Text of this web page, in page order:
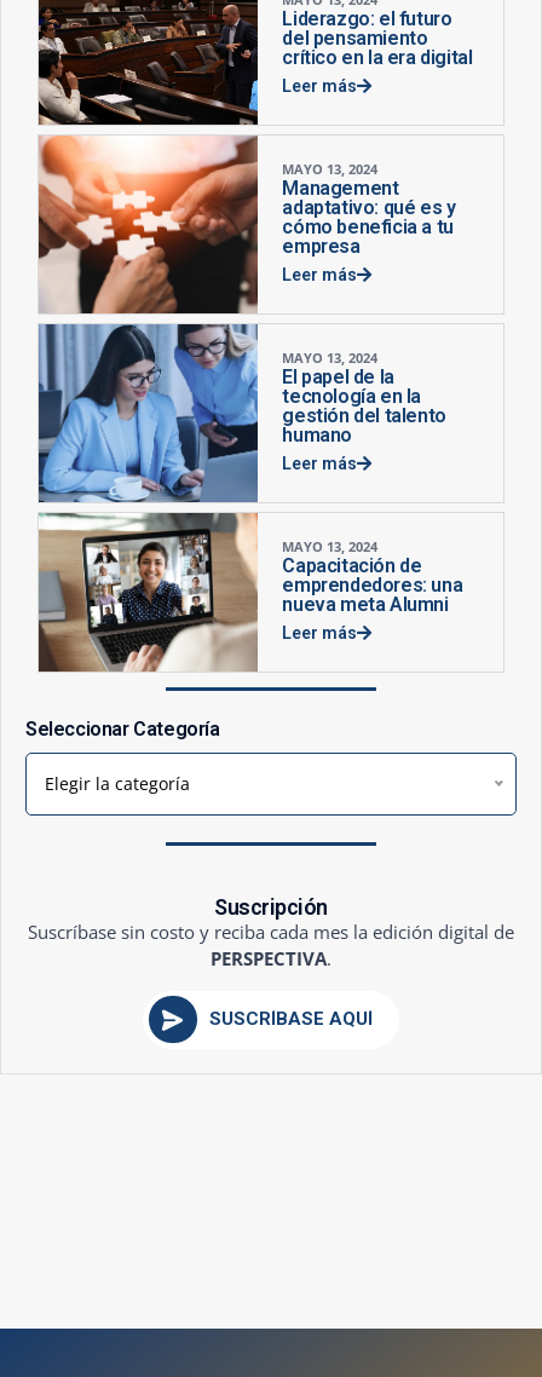
Liderazgo: el futuro
del pensamiento
crítico en la era digital
Leer más
MAYO 13, 2024
Management
adaptativo: qué es y
cómo beneficia a tu
empresa
Leer más
MAYO 13, 2024
El papel de la
tecnología en la
gestión del talento
humano
Leer más
MAYO 13, 2024
Capacitación de
emprendedores: una
nueva meta Alumni
Leer más
Seleccionar Categoría
Elegir la categoría
Suscripción
Suscríbase sin costo y reciba cada mes la edición digital de
PERSPECTIVA.
SUSCRÍBASE AQUÍ